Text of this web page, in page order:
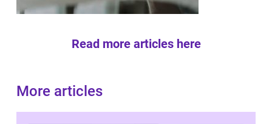
Read more articles here
More articles